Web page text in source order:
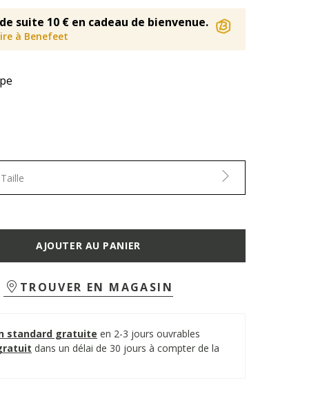
suite 10 € en cadeau de bienvenue.
à Benefeet
AJOUTER AU PANIER
TROUVER EN MAGASIN
standard gratuite en 2-3 jours ouvrables
dans un délai de 30 jours à compter de la